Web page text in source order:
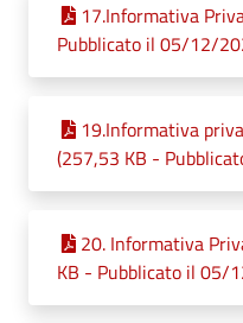
17.Informativa
Pubblicato il 05/12/
19.Informativa
(257,53 KB -
20. Informativa
KB - Pubblicato il 05/